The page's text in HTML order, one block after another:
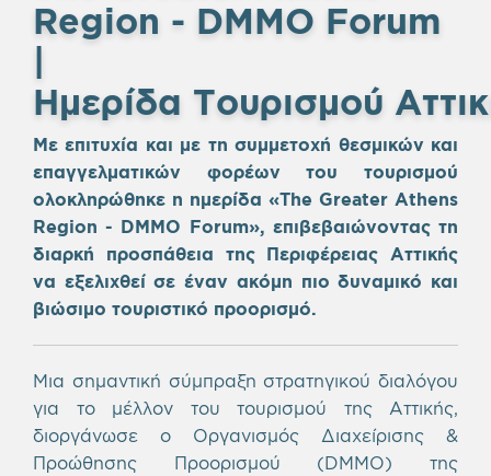
Region - DMMO Forum
Ημερίδα Τουρισμού
Με επιτυχία και με τη συμμετοχή θεσμικών και
επαγγελματικών φορέων του τουρισμού
ολοκληρώθηκε η ημερίδα «The Greater Athens
Region - DMMO Forum», επιβεβαιώνοντας τη
διαρκή προσπάθεια της Περιφέρειας Αττικής
να εξελιχθεί σε έναν ακόμη πιο δυναμικό και
βιώσιμο τουριστικό προορισμό.
Μια σημαντική σύμπραξη στρατηγικού διαλόγου
για το μέλλον του τουρισμού της Αττικής,
διοργάνωσε ο Οργανισμός Διαχείρισης &
Προώθησης Προορισμού (DMMO) της